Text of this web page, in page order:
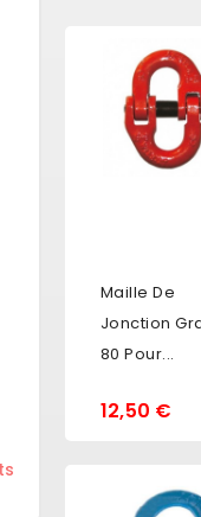
Maille De
Jonction
80 Pour...
12,50 €